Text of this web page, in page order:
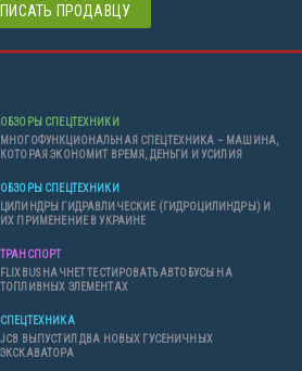
ПРОДАВЦУ
ОБЗОРЫ СПЕЦТЕХНИКИ
МНОГОФУНКЦИОНАЛЬНАЯ СПЕЦТЕХНИКА – МАШИНА,
КОТОРАЯ ЭКОНОМИТ ВРЕМЯ, ДЕНЬГИ И УСИЛИЯ
ОБЗОРЫ СПЕЦТЕХНИКИ
ЦИЛИНДРЫ ГИДРАВЛИЧЕСКИЕ (ГИДРОЦИЛИНДРЫ) И
ИХ ПРИМЕНЕНИЕ В УКРАИНЕ
ТРАНСПОРТ
FLIXBUS НАЧНЕТ ТЕСТИРОВАТЬ АВТОБУСЫ НА
ТОПЛИВНЫХ ЭЛЕМЕНТАХ
СПЕЦТЕХНИКА
JCB ВЫПУСТИЛ ДВА НОВЫХ ГУСЕНИЧНЫХ
ЭКСКАВАТОРА